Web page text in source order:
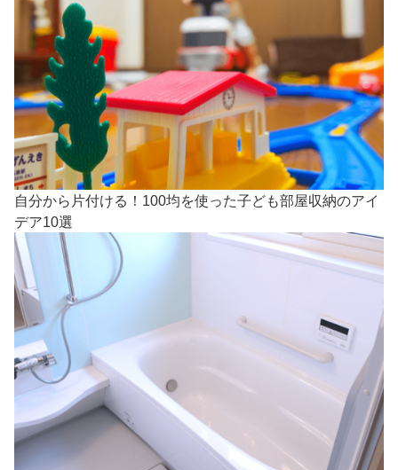
自分から片付ける！100均を使った子ども部屋収納のアイ
デア10選